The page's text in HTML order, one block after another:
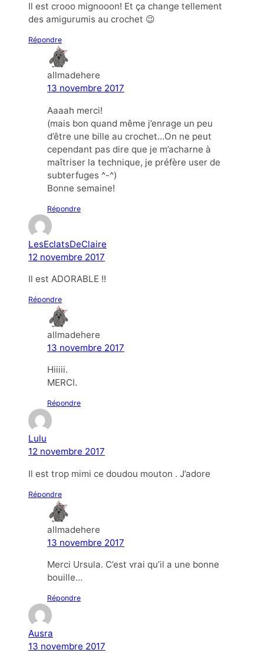
Il est crooo mignooon! Et ça change tellement
des amigurumis au crochet 😉
Répondre
allmadehere
13 novembre 2017
Aaaah merci!
(mais bon quand même j’enrage un peu
d’être une bille au crochet…On ne peut
cependant pas dire que je m’acharne à
maîtriser la technique, je préfère user de
subterfuges ^-^)
Bonne semaine!
Répondre
LesEclatsDeClaire
12 novembre 2017
Il est ADORABLE !!
Répondre
allmadehere
13 novembre 2017
Hiiiii.
MERCI.
Répondre
Lulu
12 novembre 2017
Il est trop mimi ce doudou mouton . J’adore
Répondre
allmadehere
13 novembre 2017
Merci Ursula. C’est vrai qu’il a une bonne
bouille…
Répondre
Ausra
13 novembre 2017